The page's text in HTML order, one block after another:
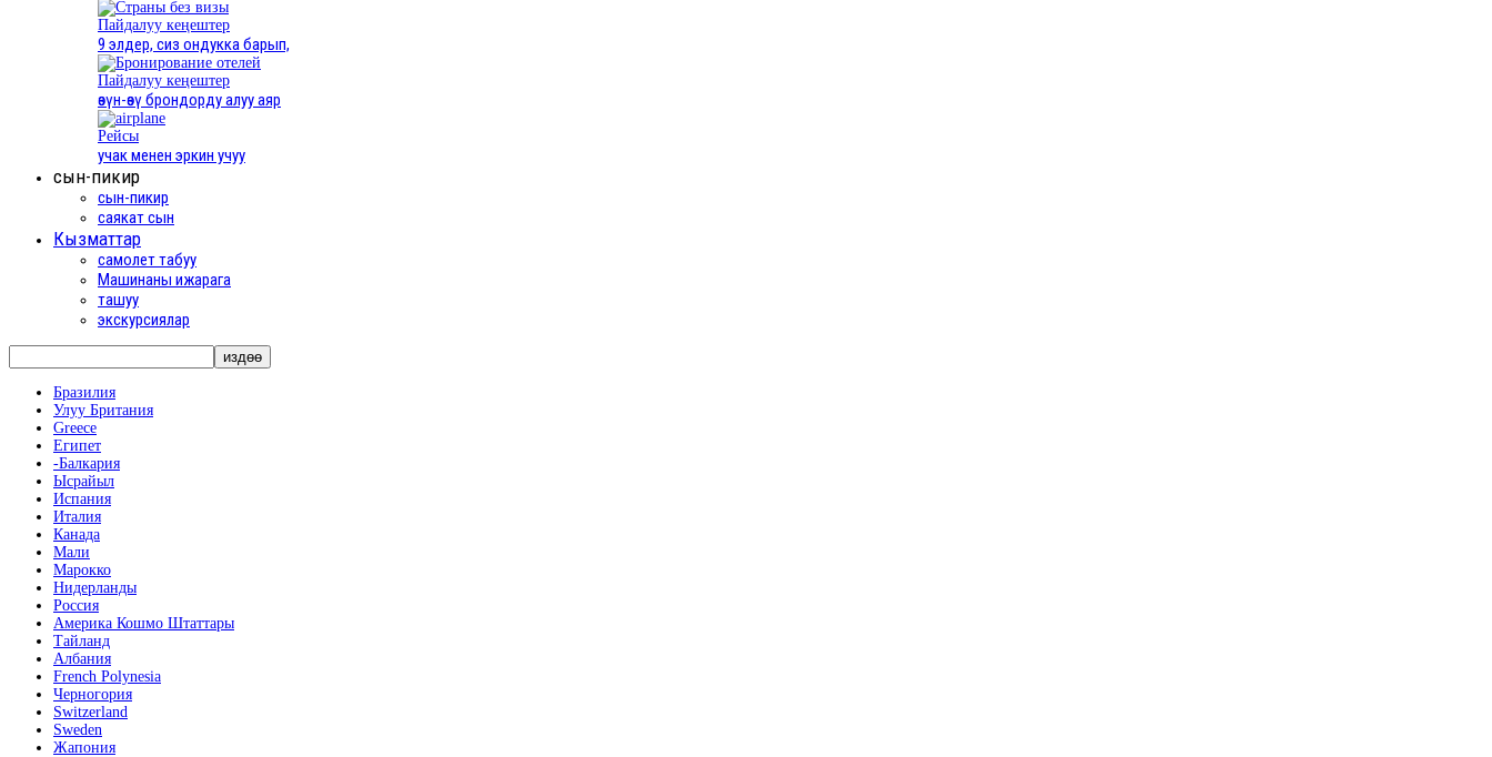
Пайдалуу кеңештер
9 элдер, сиз ондукка барып,
Пайдалуу кеңештер
өзүн-өзү брондорду алуу аяр
Рейсы
учак менен эркин учуу
сын-пикир
сын-пикир
саякат сын
Кызматтар
самолет табуу
Машинаны ижарага
ташуу
экскурсиялар
Бразилия
Улуу Британия
Greece
Египет
-Балкария
Ысрайыл
Испания
Италия
Канада
Мали
Марокко
Нидерланды
Россия
Америка Кошмо Штаттары
Тайланд
Албания
French Polynesia
Черногория
Switzerland
Sweden
Жапония